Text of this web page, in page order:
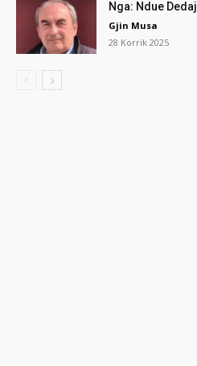
Nga: Ndue Dedaj
Gjin Musa
28 Korrik 2025